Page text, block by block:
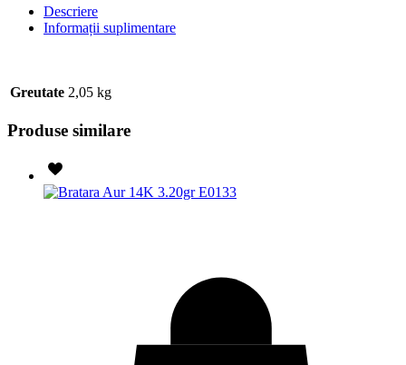
Descriere
Informații suplimentare
Greutate 2,05 kg
Produse similare